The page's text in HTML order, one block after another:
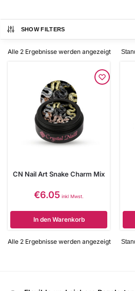
SHOW FILTERS
Alle 2 Ergebnisse werden angezeigt
CN Nail Art Snake Charm Mix
€6.05 inkl Mwst.
In den Warenkorb
Alle 2 Ergebnisse werden angezeigt